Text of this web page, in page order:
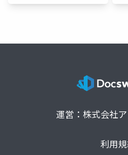
運営：株式会社
利用